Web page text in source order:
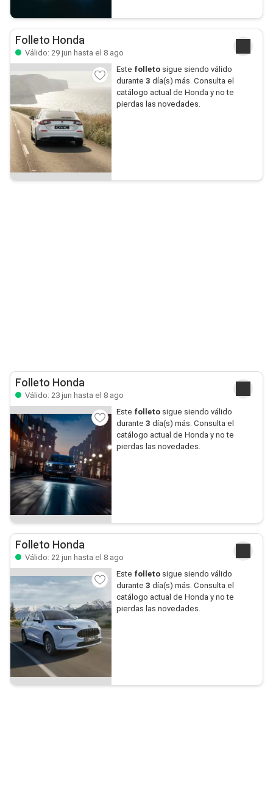
Folleto Honda
Válido: 29 jun hasta el 8 ago
Este folletosigue siendo válido
durante 3 día(s) más. Consulta el
catálogo actual de Honda y no te
pierdas las novedades.
Folleto Honda
Válido: 23 jun hasta el 8 ago
Este folletosigue siendo válido
durante 3 día(s) más. Consulta el
catálogo actual de Honda y no te
pierdas las novedades.
Folleto Honda
Válido: 22 jun hasta el 8 ago
Este folletosigue siendo válido
durante 3 día(s) más. Consulta el
catálogo actual de Honda y no te
pierdas las novedades.